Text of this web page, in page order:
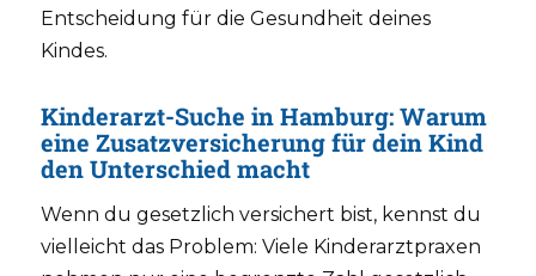
Entscheidung für die Gesundheit deines
Kindes.
Kinderarzt-Suche in Hamburg: Warum
eine Zusatzversicherung für dein Kind
den Unterschied macht
Wenn du gesetzlich versichert bist, kennst du
vielleicht das Problem: Viele Kinderarztpraxen